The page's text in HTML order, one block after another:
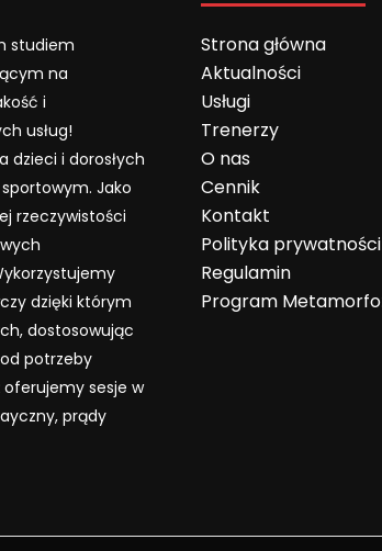
studiem
na
i
usług!
dzieci i dorosłych
Jako
rzeczywistości
dzięki którym
dostosowując
potrzeby
sesje w
prądy
Strona główna
Aktualności
Usługi
Trenerzy
O nas
Cennik
Kontakt
Polityka prywatności
Regulamin
Program